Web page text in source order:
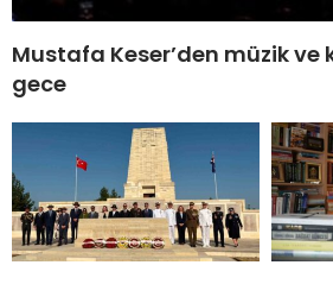
Mustafa Keser’den müzik
gece